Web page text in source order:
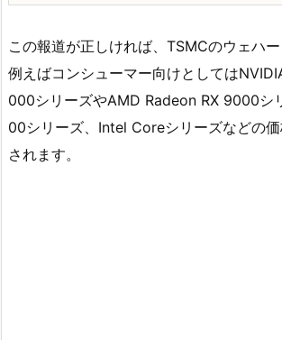
この報道が正しければ、TSMCのウェハー
例えばコンシューマー向けとしては
000シリーズやAMD Radeon RX 9000シ
00シリーズ、Intel Coreシリーズなどの
されます。